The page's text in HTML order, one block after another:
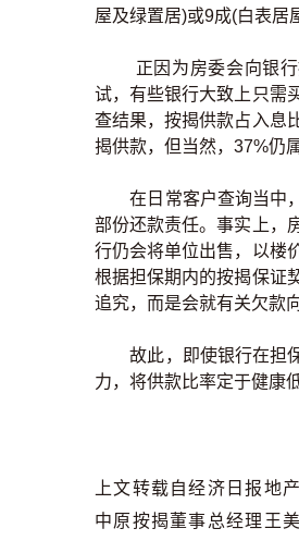
屋及绿置居)或9成(白表居
正因为房委会向银
试，有些银行大致上只需
查结果，按揭供款占入息
揭供款，但当然，37%仍
在日常客户查询当中，
部份还款责任。事实上，
行仍会将单位出售，以楼
根据担保期内的按揭保证
追究，而是会就有关欠款
故此，即使银行在担保
力，将供款比率定于健康
上文转载自经济日报地
中原按揭董事总经理王